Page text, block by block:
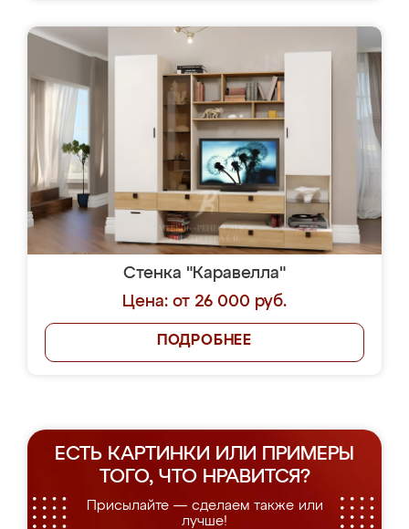
Стенка "Каравелла"
Цена: от 26 000 руб.
ПОДРОБНЕЕ
ЕСТЬ КАРТИНКИ ИЛИ ПРИМЕРЫ
ТОГО, ЧТО НРАВИТСЯ?
Присылайте — сделаем также или
лучше!